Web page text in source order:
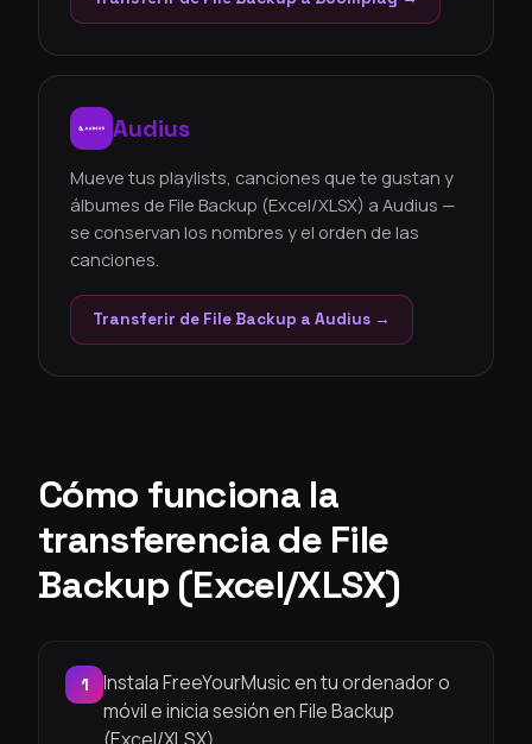
Audius
Mueve tus playlists, canciones que te gustan y
álbumes de File Backup (Excel/XLSX) a Audius —
se conservan los nombres y el orden de las
canciones.
Transferir de File Backup a Audius →
Cómo funciona la
transferencia de File
Backup (Excel/XLSX)
1
Instala FreeYourMusic en tu ordenador o
móvil e inicia sesión en File Backup